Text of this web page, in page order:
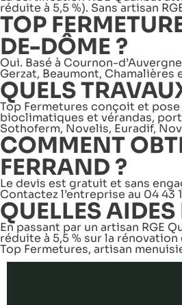
réduite à 5,5 %). Sans artisan
TOP
DE-DÔME ?
Oui. Basé à Cournon-
Gerzat, Beaumont,
QUELS
Top Fermetures conçoit et
bioclimatiques et vérandas,
Sothoferm, Novelis, Euradif,
COMMENT
FERRAND ?
Le devis est gratuit et sans
Contactez l’entreprise au 04
QUELLES
En passant par un artisan RGE
réduite à 5,5 % sur la
Top Fermetures, artisan